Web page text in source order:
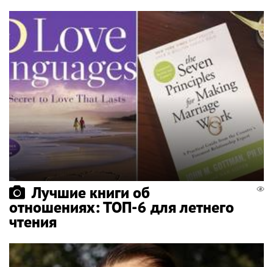
Лучшие книги об
отношениях: ТОП-6 для летнего
чтения